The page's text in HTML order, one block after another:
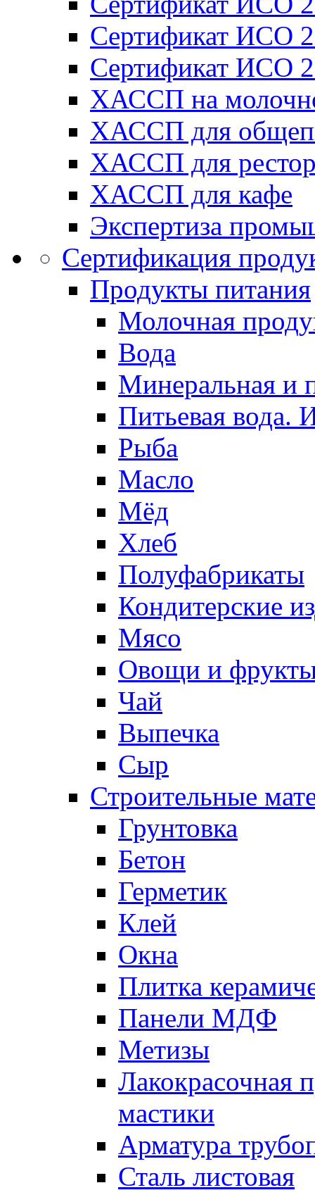
Сертификат ИСО
Сертификат ИСО
ХАССП на
ХАССП для
ХАССП для
ХАССП для кафе
Экспертиза
Сертификация
Продукты питания
Молочная
Вода
Минеральная и
Питьевая вода.
Рыба
Масло
Мёд
Хлеб
Полуфабрикаты
Кондитерские
Мясо
Овощи и
Чай
Выпечка
Сыр
Строительные
Грунтовка
Бетон
Герметик
Клей
Окна
Плитка
Панели МДФ
Метизы
Лакокрасочная
мастики
Арматура
Сталь листовая